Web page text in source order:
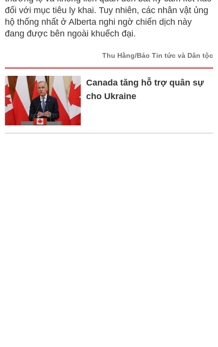
đối với mục tiêu ly khai. Tuy nhiên, các nhân vật ủng
hộ thống nhất ở Alberta nghi ngờ chiến dịch này
đang được bên ngoài khuếch đại.
Thu Hằng/Báo Tin tức và Dân tộc
Canada tăng hỗ trợ quân sự
cho Ukraine